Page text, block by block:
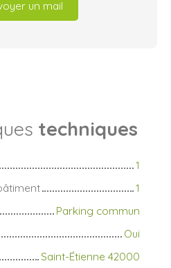
un mail
techniques
1
1
Parking commun
Oui
Saint-Étienne 42000